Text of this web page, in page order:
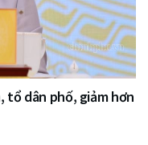
tổ dân phố, giảm hơn